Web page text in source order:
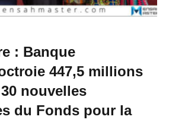
: Banque
447,5 millions
nouvelles
du Fonds pour la